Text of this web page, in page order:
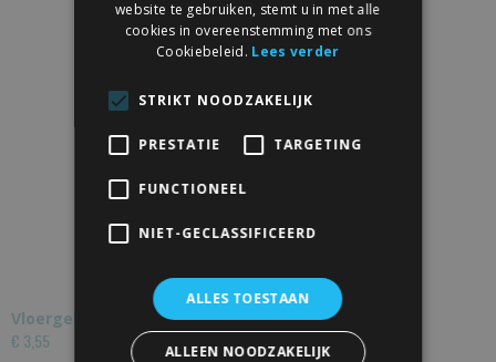
Vloergeleider L kunststof dubbel
€ 3,55
website te gebruiken, stemt u in met alle
cookies in overeenstemming met ons
Cookiebeleid. Lees verder
STRIKT NOODZAKELIJK
PRESTATIE TARGETING
FUNCTIONEEL
NIET-GECLASSIFICEERD
ALLES TOESTAAN
ALLEEN NOODZAKELIJK